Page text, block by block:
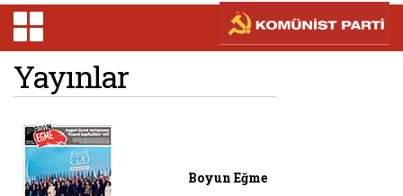
Yayınlar
Boyun Eğme